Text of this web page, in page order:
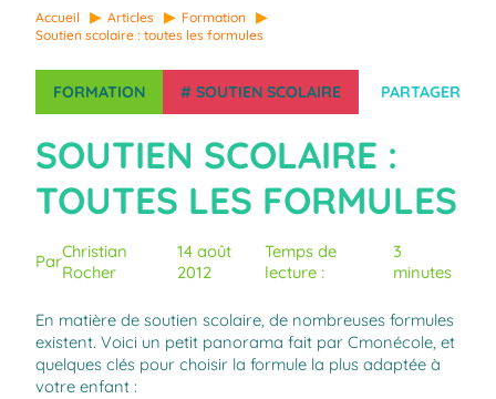
Accueil Articles
Formation
Soutien scolaire : toutes les formules
FORMATION # SOUTIEN SCOLAIRE PARTAGER
SOUTIEN SCOLAIRE :
TOUTES LES FORMULES
ParChristian
Rocher
14 août
2012
Temps de
lecture :
3
minutes
En matière de soutien scolaire, de nombreuses formules
existent. Voici un petit panorama fait par Cmonécole, et
quelques clés pour choisir la formule la plus adaptée à
votre enfant :